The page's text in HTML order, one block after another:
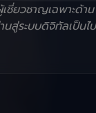
ยวชาญเฉพาะด้า
สู่ระบบดิจิทัลเป็นไ